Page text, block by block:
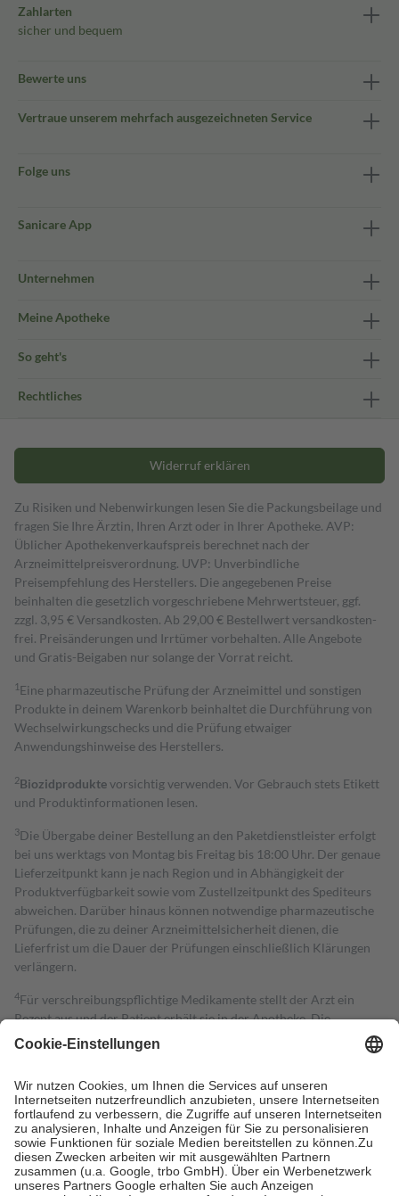
Zahlarten
sicher und bequem
Bewerte uns
Vertraue unserem mehrfach ausgezeichneten Service
Folge uns
Sanicare App
Unternehmen
Meine Apotheke
So geht's
Rechtliches
Widerruf erklären
Zu Risiken und Nebenwirkungen lesen Sie die Packungsbeilage und
fragen Sie Ihre Ärztin, Ihren Arzt oder in Ihrer Apotheke. AVP:
Üblicher Apothekenverkaufspreis berechnet nach der
Arzneimittelpreisverordnung. UVP: Unverbindliche
Preisempfehlung des Herstellers. Die angegebenen Preise
beinhalten die gesetzlich vorgeschriebene Mehrwertsteuer, ggf.
zzgl. 3,95 € Versandkosten. Ab 29,00 € Bestell­wert versand­kosten­
frei. Preisänderungen und Irrtümer vorbehalten. Alle Angebote
und Gratis-Beigaben nur solange der Vorrat reicht.
1 Eine pharmazeutische Prüfung der Arzneimittel und sonstigen
Produkte in deinem Warenkorb beinhaltet die Durchführung von
Wechselwirkungschecks und die Prüfung etwaiger
Anwendungshinweise des Herstellers.
2Biozidproduktevorsichtig verwenden. Vor Gebrauch stets Etikett
und Produktinformationen lesen.
3Die Übergabe deiner Bestellung an den Paketdienstleister erfolgt
bei uns werktags von Montag bis Freitag bis 18:00 Uhr. Der genaue
Lieferzeitpunkt kann je nach Region und in Abhängigkeit der
Produktverfügbarkeit sowie vom Zustellzeitpunkt des Spediteurs
abweichen. Darüber hinaus können notwendige pharmazeutische
Prüfungen, die zu deiner Arzneimittelsicherheit dienen, die
Lieferfrist um die Dauer der Prüfungen einschließlich Klärungen
verlängern.
4Für verschreibungspflichtige Medikamente stellt der Arzt ein
Rezept aus und der Patient erhält sie in der Apotheke. Die
gesetzliche Krankenversicherung übernimmt in der Regel die
Kosten dafür, der Versicherte trägt einen Teil davon als Zuzahlung
Grundsätzlich leisten Mitglieder Zuzahlungen in Höhe von zehn
Prozent des Abgabepreises,mindestens jedochfünf Euround
höchstens zehn Euro.Es sind jedoch nie mehr als die tatsächlichen
Kosten der Leistung zu entrichten.
Diese Regeln gelten grundsätzlich auch für Online-Apotheken.
Bei Heilmitteln und häuslicher Krankenpflege beträgt die